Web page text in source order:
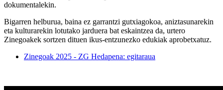
dokumentalekin.
Bigarren helburua, baina ez garrantzi gutxiagokoa, aniztasunarekin
eta kulturarekin lotutako jarduera bat eskaintzea da, urtero
Zinegoakek sortzen dituen ikus-entzunezko edukiak aprobetxatuz.
Zinegoak 2025 - ZG Hedapena: egitaraua